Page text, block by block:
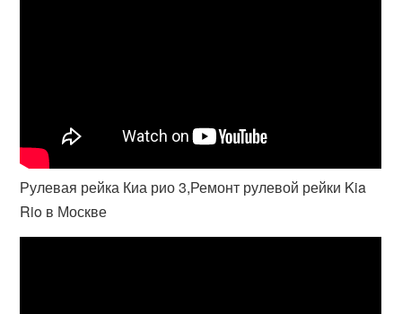
Рулевая рейка Киа рио 3,Ремонт рулевой рейки Kia
Rio в Москве